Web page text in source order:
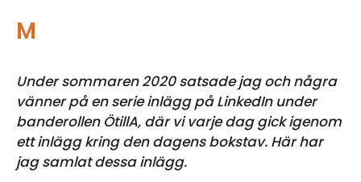
M
Under sommaren 2020 satsade jag och några
vänner på en serie inlägg på LinkedIn under
banderollen ÖtillA, där vi varje dag gick igenom
ett inlägg kring den dagens bokstav. Här har
jag samlat dessa inlägg.